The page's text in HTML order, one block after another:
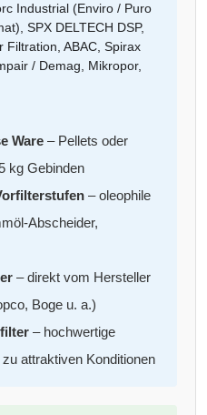
Industrial (Enviro / Puro
SPX DELTECH DSP,
Filtration, ABAC, Spirax
/ Demag, Mikropor,
Ware – Pellets oder
kg Gebinden
– oleophile
Abscheider,
– direkt vom Hersteller
Boge u. a.)
– hochwertige
attraktiven Konditionen